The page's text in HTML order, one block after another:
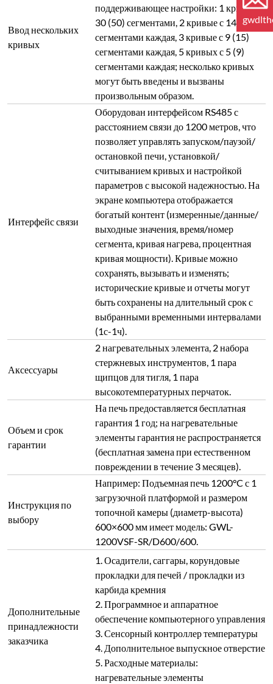
Ввод нескольких
кривых
поддерживающее настройки: 1 кривая с
30 (50) сегментами, 2 кривые с 14 (28)
сегментами каждая, 3 кривые с 9 (15)
сегментами каждая, 5 кривых с 5 (9)
сегментами каждая; несколько кривых
могут быть введены и вызваны
произвольным образом.
Интерфейс связи
Оборудован интерфейсом RS485 с
расстоянием связи до 1200 метров, что
позволяет управлять запуском/паузой/
остановкой печи, установкой/
считыванием кривых и настройкой
параметров с высокой надежностью. На
экране компьютера отображается
богатый контент (измеренные/данные/
выходные значения, время/номер
сегмента, кривая нагрева, процентная
кривая мощности). Кривые можно
сохранять, вызывать и изменять;
исторические кривые и отчеты могут
быть сохранены на длительный срок с
выбранными временными интервалами
(1с-1ч).
Аксессуары
2 нагревательных элемента, 2 набора
стержневых инструментов, 1 пара
щипцов для тигля, 1 пара
высокотемпературных перчаток.
Объем и срок
гарантии
На печь предоставляется бесплатная
гарантия 1 год; на нагревательные
элементы гарантия не распространяется
(бесплатная замена при естественном
повреждении в течение 3 месяцев).
Инструкция по
выбору
Например: Подъемная печь 1200°C с 1
загрузочной платформой и размером
топочной камеры (диаметр-высота)
600×600 мм имеет модель: GWL-
1200VSF-SR/D600/600.
Дополнительные
принадлежности
заказчика
1. Осадители, саггары, корундовые
прокладки для печей / прокладки из
карбида кремния
2. Программное и аппаратное
обеспечение компьютерного управления
3. Сенсорный контроллер температуры
4. Дополнительное выпускное отверстие
5. Расходные материалы:
нагревательные элементы